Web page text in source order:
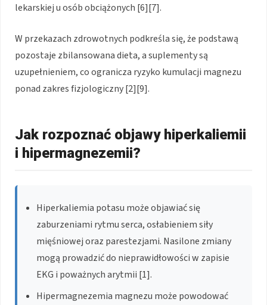
lekarskiej u osób obciążonych [6][7].
W przekazach zdrowotnych podkreśla się, że podstawą
pozostaje zbilansowana dieta, a suplementy są
uzupełnieniem, co ogranicza ryzyko kumulacji magnezu
ponad zakres fizjologiczny [2][9].
Jak rozpoznać objawy hiperkaliemii
i hipermagnezemii?
Hiperkaliemia potasu może objawiać się
zaburzeniami rytmu serca, osłabieniem siły
mięśniowej oraz parestezjami. Nasilone zmiany
mogą prowadzić do nieprawidłowości w zapisie
EKG i poważnych arytmii [1].
Hipermagnezemia magnezu może powodować